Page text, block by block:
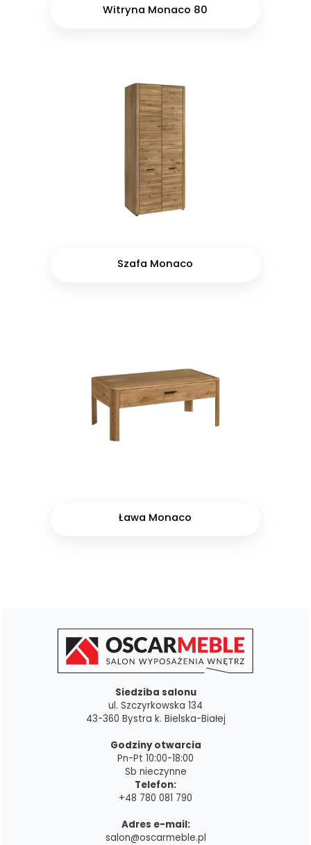
Witryna Monaco 80
Szafa Monaco
Ława Monaco
Siedziba salonu
ul. Szczyrkowska 134
43-360 Bystra k. Bielska-Białej
Godziny otwarcia
Pn-Pt 10:00-18:00
Sb nieczynne
Telefon:
+48 780 081 790
Adres e-mail:
salon@oscarmeble.pl